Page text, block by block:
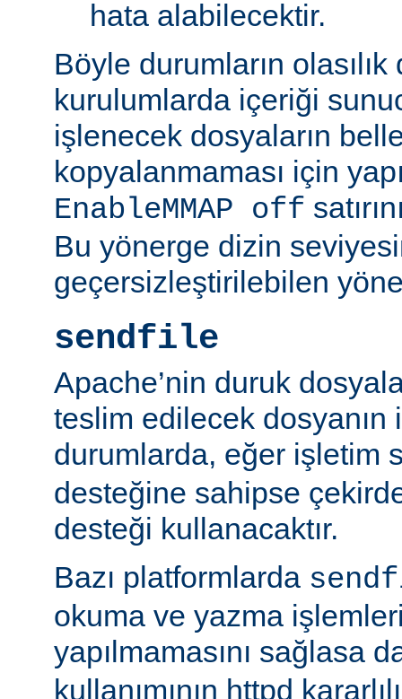
hata alabilecektir.
Böyle durumların
kurulumlarda içeriği
işlenecek dosyaların
kopyalanmaması için
EnableMMAP off
Bu yönerge dizin
geçersizleştirilebilen
sendfile
Apache’nin duruk
teslim edilecek dosyanın
durumlarda, eğer işletim
desteğine sahipse
desteği kullanacaktır.
Bazı platformlarda
okuma ve yazma
yapılmamasını sağlasa
kullanımının httpd